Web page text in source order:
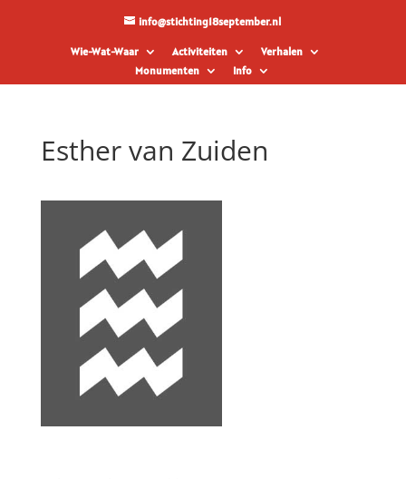
info@stichting18september.nl
Wie-Wat-Waar Activiteiten
Verhalen
Monumenten
Info
Esther van Zuiden